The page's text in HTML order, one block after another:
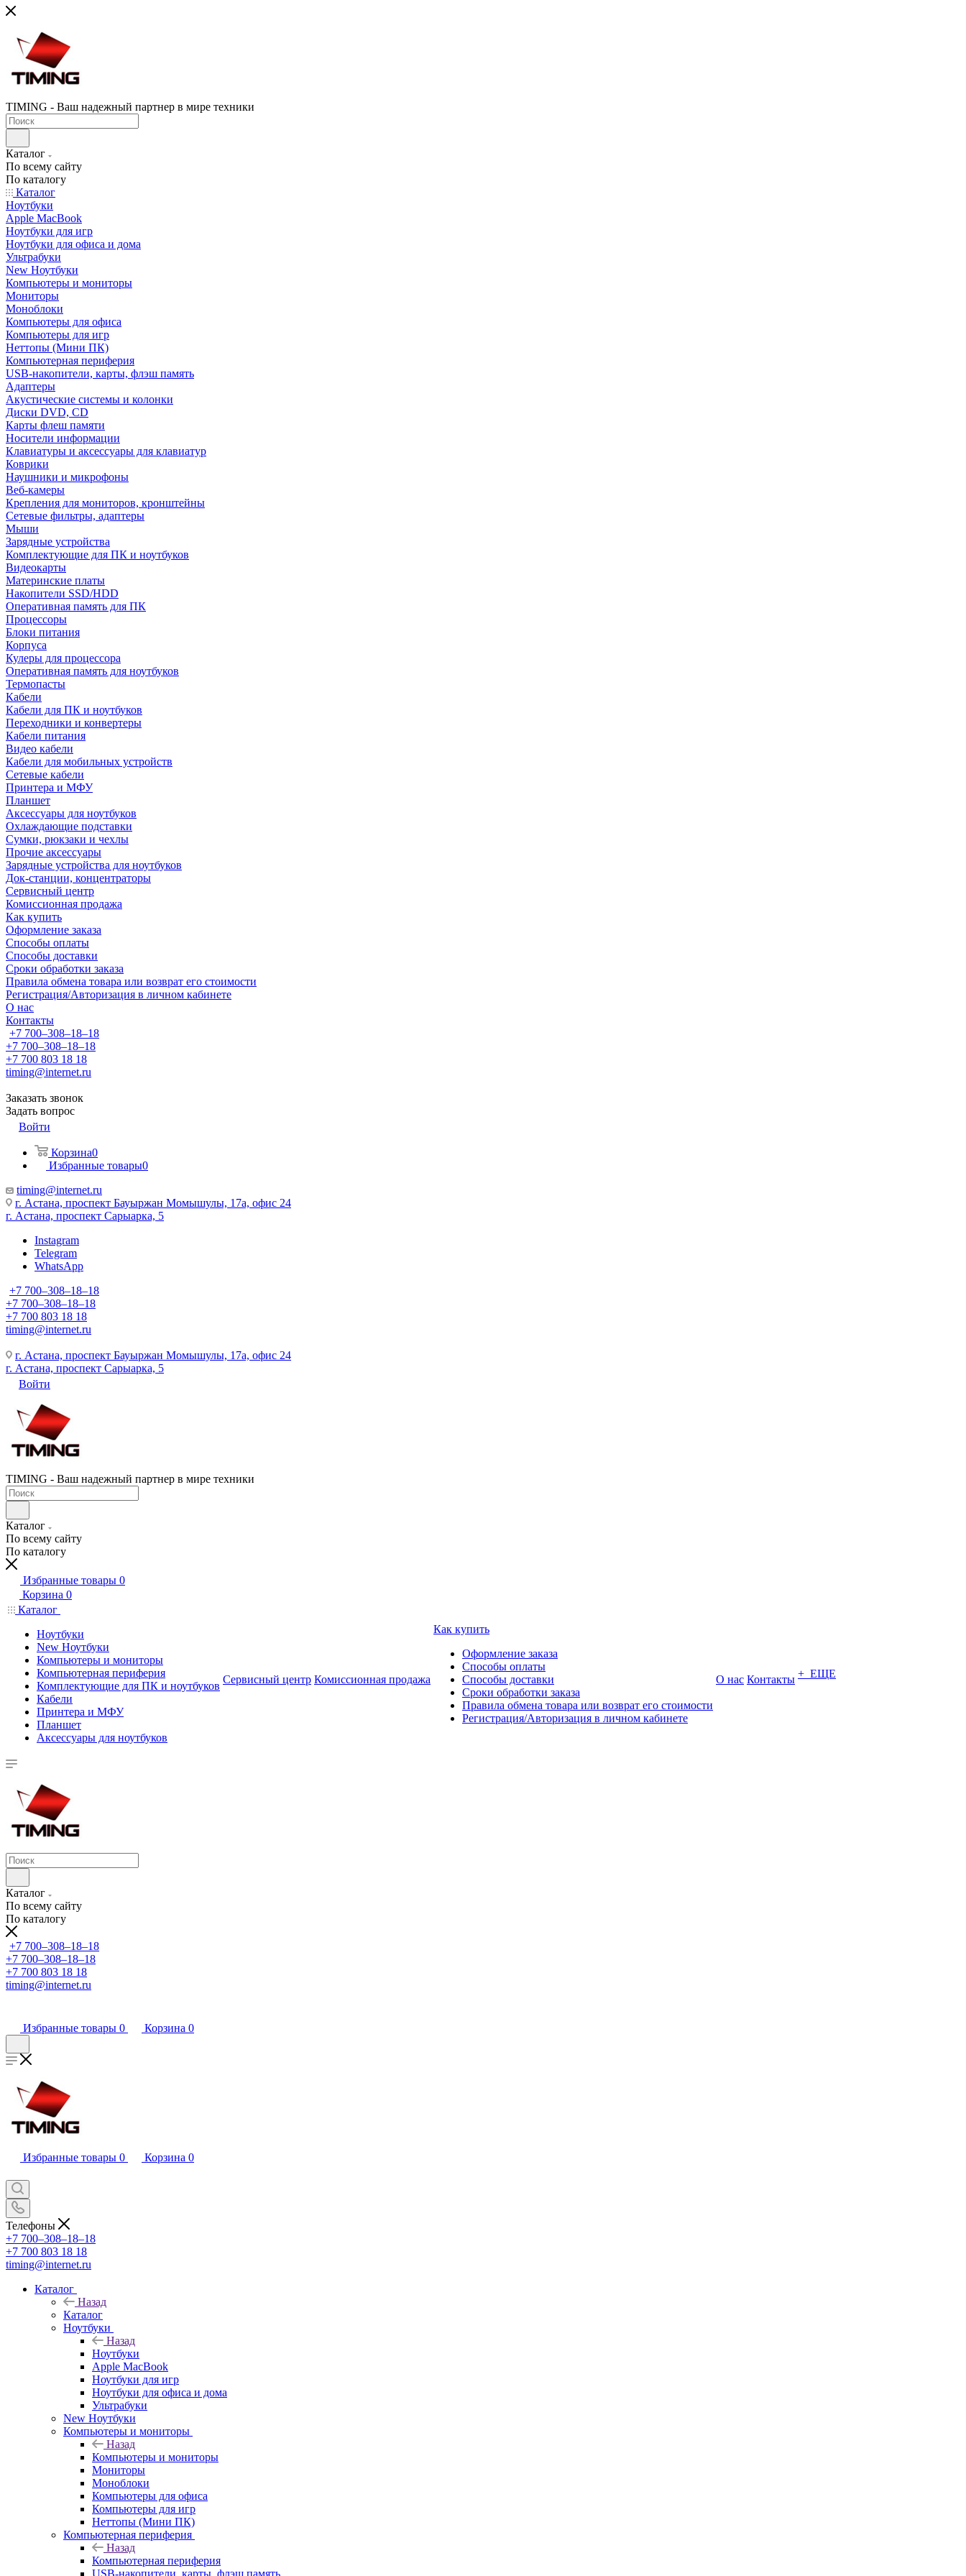
TIMING - Ваш надежный партнер в мире техники
Каталог
По всему сайту
По каталогу
Каталог
Ноутбуки
Apple MacBook
Ноутбуки для игр
Ноутбуки для офиса и дома
Ультрабуки
New Ноутбуки
Компьютеры и мониторы
Мониторы
Моноблоки
Компьютеры для офиса
Компьютеры для игр
Неттопы (Мини ПК)
Компьютерная периферия
USB-накопители, карты, флэш память
Адаптеры
Акустические системы и колонки
Диски DVD, CD
Карты флеш памяти
Носители информации
Клавиатуры и аксессуары для клавиатур
Коврики
Наушники и микрофоны
Веб-камеры
Крепления для мониторов, кронштейны
Сетевые фильтры, адаптеры
Мыши
Зарядные устройства
Комплектующие для ПК и ноутбуков
Видеокарты
Материнские платы
Накопители SSD/HDD
Оперативная память для ПК
Процессоры
Блоки питания
Корпуса
Кулеры для процессора
Оперативная память для ноутбуков
Термопасты
Кабели
Кабели для ПК и ноутбуков
Переходники и конвертеры
Кабели питания
Видео кабели
Кабели для мобильных устройств
Сетевые кабели
Принтера и МФУ
Планшет
Аксессуары для ноутбуков
Охлаждающие подставки
Сумки, рюкзаки и чехлы
Прочие аксессуары
Зарядные устройства для ноутбуков
Док-станции, концентраторы
Сервисный центр
Комиссионная продажа
Как купить
Оформление заказа
Способы оплаты
Способы доставки
Сроки обработки заказа
Правила обмена товара или возврат его стоимости
Регистрация/Авторизация в личном кабинете
О нас
Контакты
+7 700‒308‒18‒18
+7 700‒308‒18‒18
+7 700 803 18 18
timing@internet.ru
Заказать звонок
Задать вопрос
Войти
Корзина0
Избранные товары0
timing@internet.ru
г. Астана, проспект Бауыржан Момышулы, 17а, офис 24
г. Астана, проспект Сарыарка, 5
Instagram
Telegram
WhatsApp
+7 700‒308‒18‒18
+7 700‒308‒18‒18
+7 700 803 18 18
timing@internet.ru
г. Астана, проспект Бауыржан Момышулы, 17а, офис 24
г. Астана, проспект Сарыарка, 5
Войти
TIMING - Ваш надежный партнер в мире техники
Каталог
По всему сайту
По каталогу
Избранные товары 0
Корзина 0
Каталог
Ноутбуки
New Ноутбуки
Компьютеры и мониторы
Компьютерная периферия
Комплектующие для ПК и ноутбуков
Кабели
Принтера и МФУ
Планшет
Аксессуары для ноутбуков
Сервисный центр Комиссионная продажа
Как купить
Оформление заказа
Способы оплаты
Способы доставки
Сроки обработки заказа
Правила обмена товара или возврат его стоимости
Регистрация/Авторизация в личном кабинете
О нас Контакты + ЕЩЕ
Каталог
По всему сайту
По каталогу
+7 700‒308‒18‒18
+7 700‒308‒18‒18
+7 700 803 18 18
timing@internet.ru
Избранные товары 0 Корзина 0
Избранные товары 0 Корзина 0
Телефоны
+7 700‒308‒18‒18
+7 700 803 18 18
timing@internet.ru
Каталог
Назад
Каталог
Ноутбуки
Назад
Ноутбуки
Apple MacBook
Ноутбуки для игр
Ноутбуки для офиса и дома
Ультрабуки
New Ноутбуки
Компьютеры и мониторы
Назад
Компьютеры и мониторы
Мониторы
Моноблоки
Компьютеры для офиса
Компьютеры для игр
Неттопы (Мини ПК)
Компьютерная периферия
Назад
Компьютерная периферия
USB-накопители, карты, флэш память